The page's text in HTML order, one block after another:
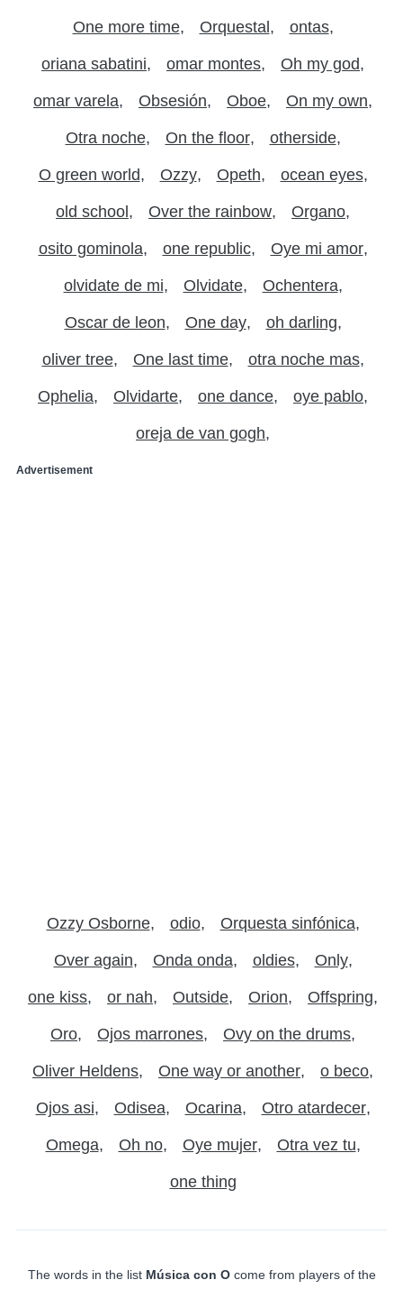
One more time Orquestal ontas
oriana sabatini omar montes Oh my god
omar varela Obsesión Oboe On my own
Otra noche On the floor otherside
O green world Ozzy Opeth ocean eyes
old school Over the rainbow Organo
osito gominola one republic Oye mi amor
olvidate de mi Olvidate Ochentera
Oscar de leon One day oh darling
oliver tree One last time otra noche mas
Ophelia Olvidarte one dance oye pablo
oreja de van gogh
Advertisement
Ozzy Osborne odio Orquesta sinfónica
Over again Onda onda oldies Only
one kiss or nah Outside Orion Offspring
Oro Ojos marrones Ovy on the drums
Oliver Heldens One way or another o beco
Ojos asi Odisea Ocarina Otro atardecer
Omega Oh no Oye mujer Otra vez tu
one thing
The words in the list Música con Ocome from players of the